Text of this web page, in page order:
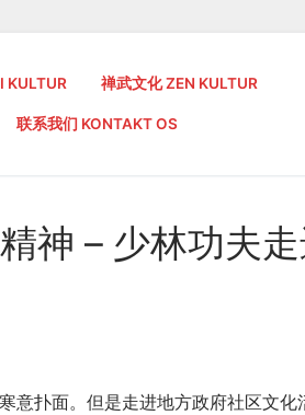
KULTUR 禅武文化 ZEN KULTUR
联系我们 KONTAKT OS
神 – 少林功夫
意扑面。但是走进地方政府社区文化